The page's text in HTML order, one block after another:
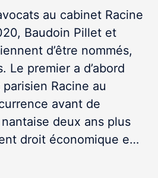
au cabinet Racine
Baudoin Pillet et
d’être nommés,
Le premier a d’abord
Racine au
avant de
deux ans plus
droit économique e…